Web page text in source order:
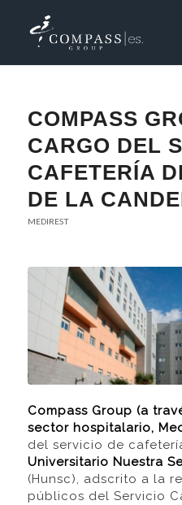
COMPASS
CARGO DEL
CAFETERÍA
DE LA
MEDIREST
Compass Group (a
sector hospitalario,
del servicio de
Universitario Nuestra
(Hunsc), adscrito a la
públicos del Servicio